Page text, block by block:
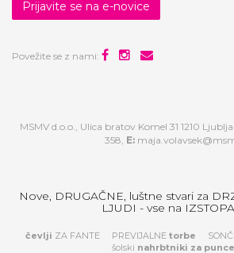
Prijavite se na e-novice
Povežite se z nami:
MSMV d.o.o., Ulica bratov Komel 31 1210
358, E:
Nove, DRUGAČNE, luštne stvari za
LJUDI - vse na
čevlji ZA FANTE PREVIJALNE torbe
šolski nahrbtniki za punce